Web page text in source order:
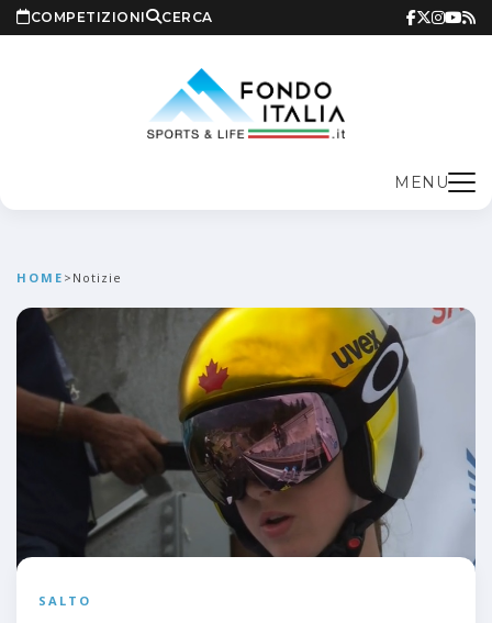
COMPETIZIONI CERCA
MENU
HOME > Notizie
SALTO